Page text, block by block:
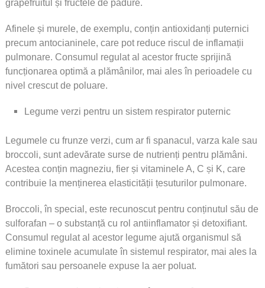
grapefruitul și fructele de pădure.
Afinele și murele, de exemplu, conțin antioxidanți puternici
precum antocianinele, care pot reduce riscul de inflamații
pulmonare. Consumul regulat al acestor fructe sprijină
funcționarea optimă a plămânilor, mai ales în perioadele cu
nivel crescut de poluare.
Legume verzi pentru un sistem respirator puternic
Legumele cu frunze verzi, cum ar fi spanacul, varza kale sau
broccoli, sunt adevărate surse de nutrienți pentru plămâni.
Acestea conțin magneziu, fier și vitaminele A, C și K, care
contribuie la menținerea elasticității țesuturilor pulmonare.
Broccoli, în special, este recunoscut pentru conținutul său de
sulforafan – o substanță cu rol antiinflamator și detoxifiant.
Consumul regulat al acestor legume ajută organismul să
elimine toxinele acumulate în sistemul respirator, mai ales la
fumători sau persoanele expuse la aer poluat.